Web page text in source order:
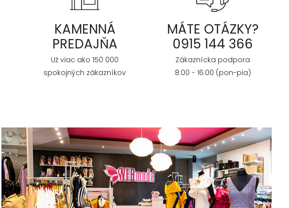
KAMENNÁ
PREDAJŇA
Už viac ako 150 000
spokojných zákazníkov
MÁTE OTÁZKY?
0915 144 366
Zákaznícka podpora
8:00 - 16:00 (pon-pia)